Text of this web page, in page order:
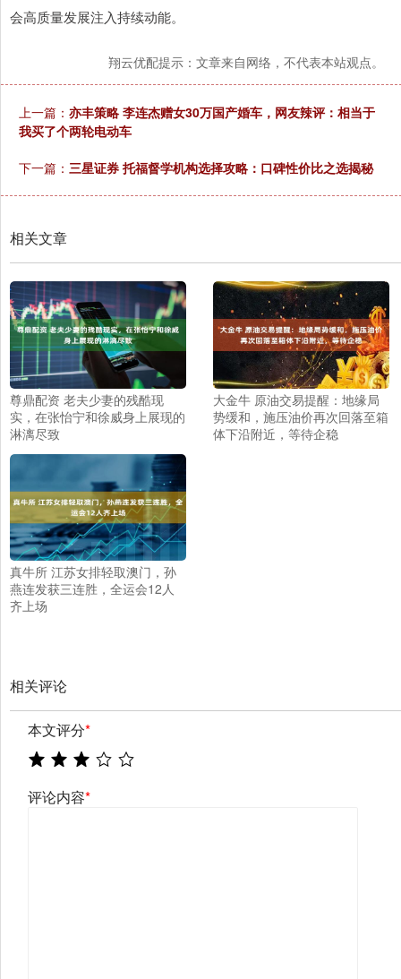
会高质量发展注入持续动能。
翔云优配提示：文章来自网络，不代表本站观点。
上一篇： 亦丰策略 李连杰赠女30万国产婚车，网友辣评：相当于
我买了个两轮电动车
下一篇： 三星证券 托福督学机构选择攻略：口碑性价比之选揭秘
相关文章
尊鼎配资 老夫少妻的残酷现
实，在张怡宁和徐威身上展现的
淋漓尽致
大金牛 原油交易提醒：地缘局
势缓和，施压油价再次回落至箱
体下沿附近，等待企稳
真牛所 江苏女排轻取澳门，孙
燕连发获三连胜，全运会12人
齐上场
相关评论
本文评分*
评论内容*